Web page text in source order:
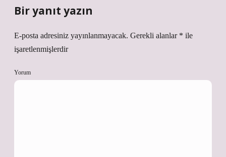
Bir yanıt yazın
E-posta adresiniz yayınlanmayacak. Gerekli alanlar * ile
işaretlenmişlerdir
Yorum